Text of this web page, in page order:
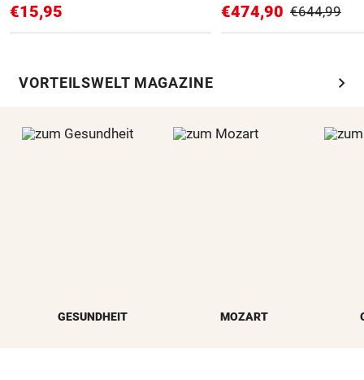
€15,95 €474,90 €644,99
VORTEILSWELT MAGAZINE chevron_right
GESUNDHEIT MOZART